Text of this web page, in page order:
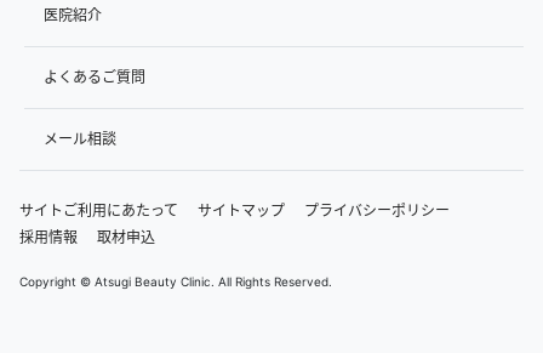
医院紹介
よくあるご質問
メール相談
Copyright © Atsugi Beauty Clinic. All Rights Reserved.
サイトご利用にあたって サイトマップ
プライバシーポリシー
採用情報
取材申込